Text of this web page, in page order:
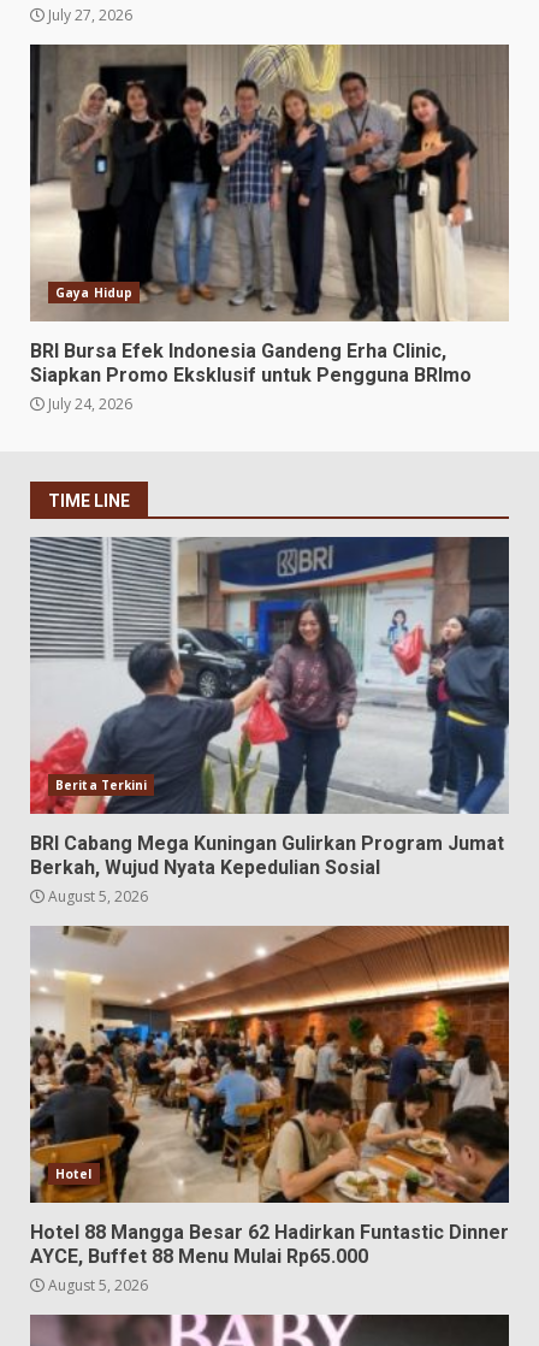
July 27, 2026
Gaya Hidup
BRI Bursa Efek Indonesia Gandeng Erha Clinic,
Siapkan Promo Eksklusif untuk Pengguna BRImo
July 24, 2026
TIME LINE
Berita Terkini
BRI Cabang Mega Kuningan Gulirkan Program Jumat
Berkah, Wujud Nyata Kepedulian Sosial
August 5, 2026
Hotel
Hotel 88 Mangga Besar 62 Hadirkan Funtastic Dinner
AYCE, Buffet 88 Menu Mulai Rp65.000
August 5, 2026